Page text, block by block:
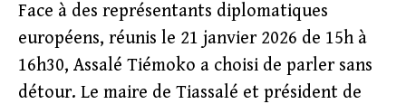
Face à des représentants diplomatiques
européens, réunis le 21 janvier 2026 de 15h à
16h30, Assalé Tiémoko a choisi de parler sans
détour. Le maire de Tiassalé et président de